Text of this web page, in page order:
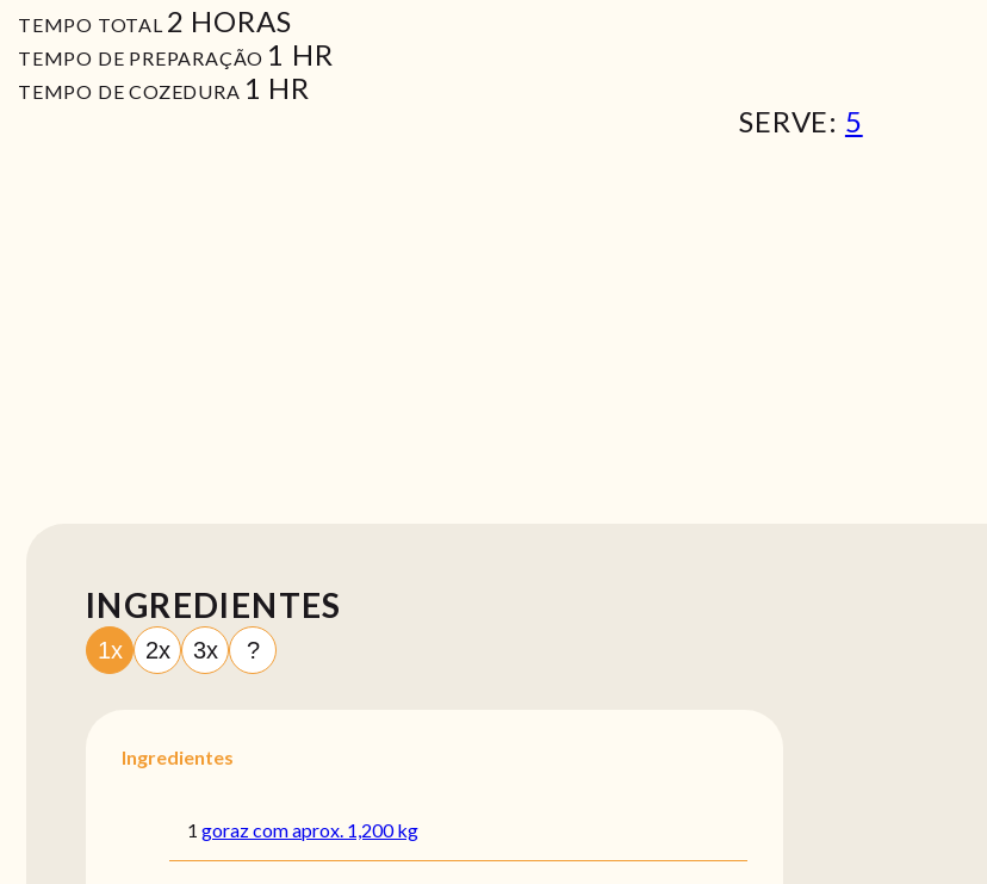
TEMPO TOTAL 2 HORAS
HORAS
TEMPO DE PREPARAÇÃO 1 HORA
HR
TEMPO DE COZEDURA 1 HORA
HR
SERVE: 5
INGREDIENTES
1x 2x 3x ?
Ingredientes
1 goraz com aprox. 1,200 kg